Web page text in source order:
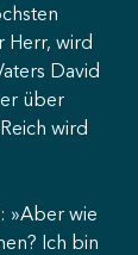
Herr, wird
David
über
wird
»Aber wie
Ich bin